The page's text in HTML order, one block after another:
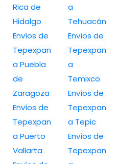
Rica de
Hidalgo
Envíos de
Tepexpan
a Puebla
de
Zaragoza
Envíos de
Tepexpan
a Puerto
Vallarta
a
Tehuacán
Envíos de
Tepexpan
a
Temixco
Envíos de
Tepexpan
a Tepic
Envíos de
Tepexpan